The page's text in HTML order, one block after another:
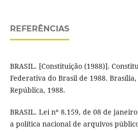
REFERÊNCIAS
BRASIL. [Constituição (1988)].
Federativa do Brasil de 1988.
República, 1988.
BRASIL. Lei nº 8.159, de 08 de
a política nacional de arquivos